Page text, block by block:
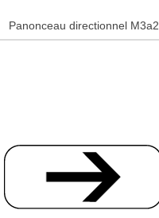
Panonceau directionnel M3a2